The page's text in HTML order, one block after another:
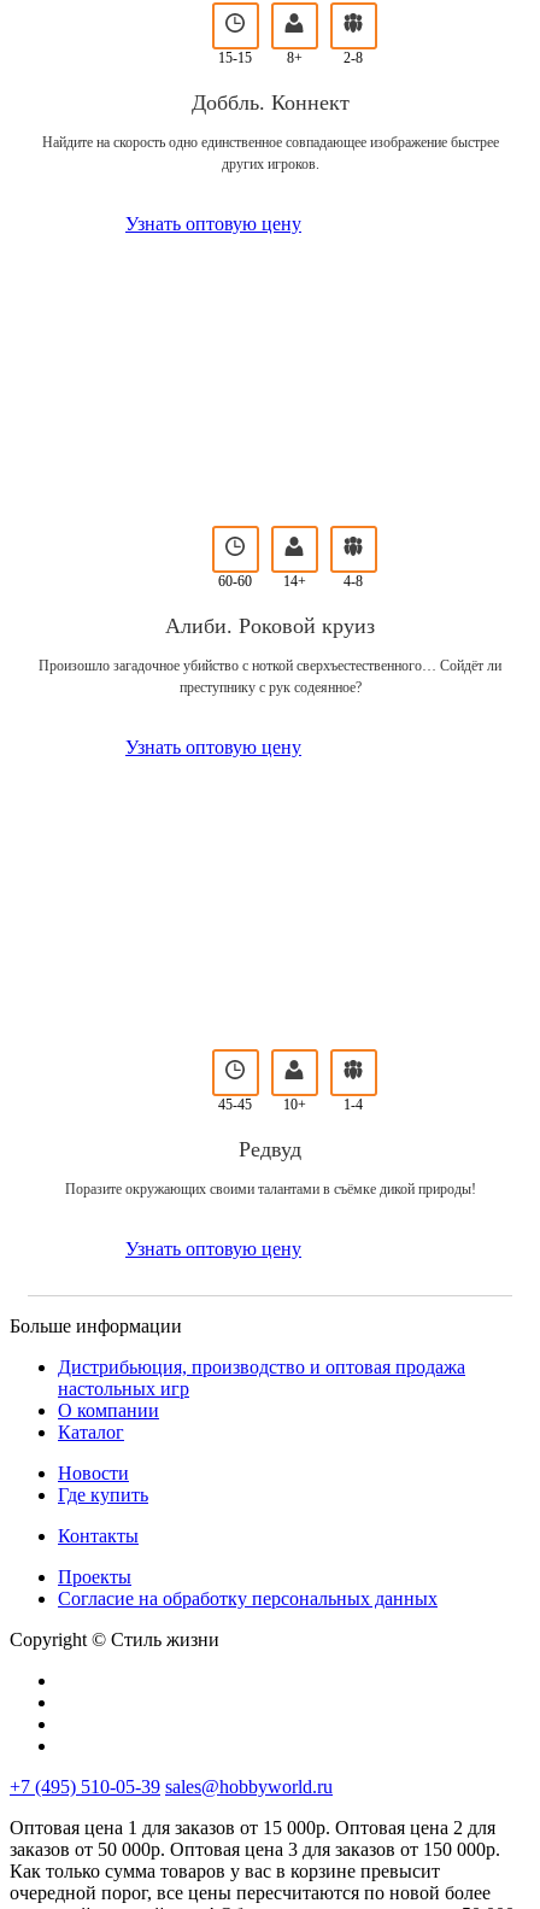
15-15 8+ 2-8
Доббль. Коннект
Найдите на скорость одно единственное совпадающее изображение быстрее
других игроков.
Узнать оптовую цену
60-60 14+ 4-8
Алиби. Роковой круиз
Произошло загадочное убийство с ноткой сверхъестественного… Сойдёт ли
преступнику с рук содеянное?
Узнать оптовую цену
45-45 10+ 1-4
Редвуд
Поразите окружающих своими талантами в съёмке дикой природы!
Узнать оптовую цену
Больше информации
Дистрибьюция, производство и оптовая продажа
настольных игр
О компании
Каталог
Новости
Где купить
Контакты
Проекты
Cогласие на обработку персональных данных
Copyright © Стиль жизни
+7 (495) 510-05-39 sales@hobbyworld.ru
Оптовая цена 1 для заказов от 15 000р. Оптовая цена 2 для
заказов от 50 000р. Оптовая цена 3 для заказов от 150 000р.
Как только сумма товаров у вас в корзине превысит
очередной порог, все цены пересчитаются по новой более